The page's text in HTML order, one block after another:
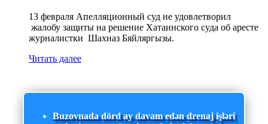
13 февраля Апелляционный суд не удовлетворил
жалобу защиты на решение Хатаинского суда об аресте
журналистки Шахназ Бяйляргызы.
Читать далее
Buzovnada dörd ay davam edən drenaj işləri